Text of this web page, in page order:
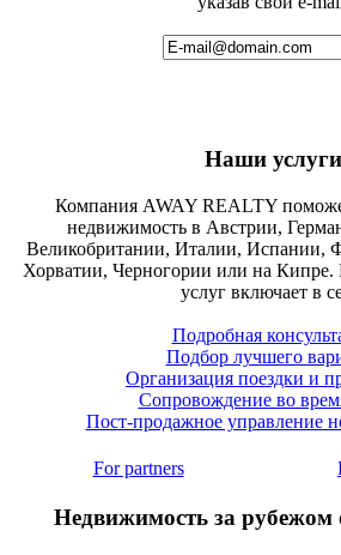
Наши услуги
Компания AWAY REALTY
недвижимость в Австрии,
Великобритании, Италии, Испании,
Хорватии, Черногории или на
услуг включает в
Подробная
Подбор лучшего
Организация поездки и
Сопровождение во
Пост-продажное управление
For partners
Недвижимость за рубежом